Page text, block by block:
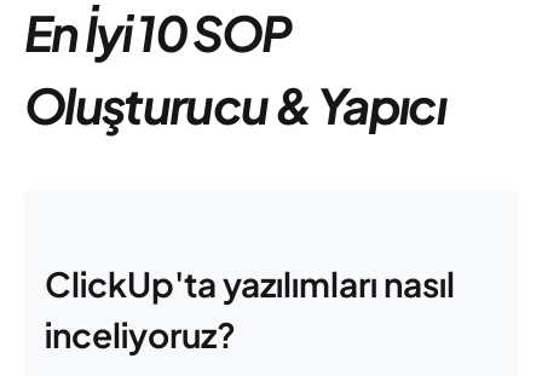
En İyi 10 SOP
Oluşturucu& Yapıcı
ClickUp'ta yazılımları nasıl
inceliyoruz?